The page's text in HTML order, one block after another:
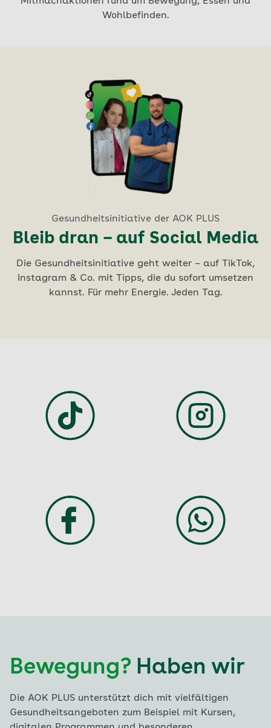
Wohlbefinden.
Gesundheitsinitiative der AOK PLUS
Bleib dran – auf Social Media
Die Gesundheitsinitiative geht weiter – auf TikTok,
Instagram & Co. mit Tipps, die du sofort umsetzen
kannst. Für mehr Energie. Jeden Tag.
Bewegung? Haben wir
Die AOK PLUS unterstützt dich mit vielfältigen
Gesundheitsangeboten zum Beispiel mit Kursen,